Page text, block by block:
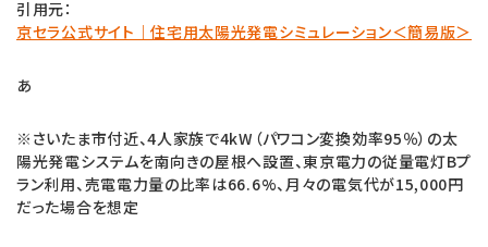
引用元：
京セラ公式サイト｜住宅用太陽光発電シミュレーション＜簡易版＞
あ
※さいたま市付近、4人家族で4kW（パワコン変換効率95％）の太
陽光発電システムを南向きの屋根へ設置、東京電力の従量電灯Bプ
ラン利用、売電電力量の比率は66.6%、月々の電気代が15,000円
だった場合を想定